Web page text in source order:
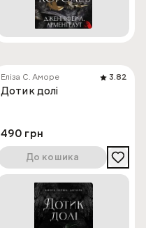
Еліза С. Аморе 3.82
Дотик долі
490 грн
До кошика